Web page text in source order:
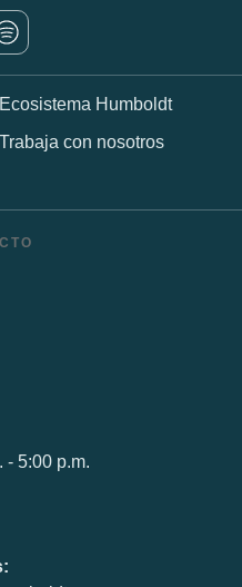
Ecosistema Humboldt
Trabaja con nosotros
- 5:00 p.m.